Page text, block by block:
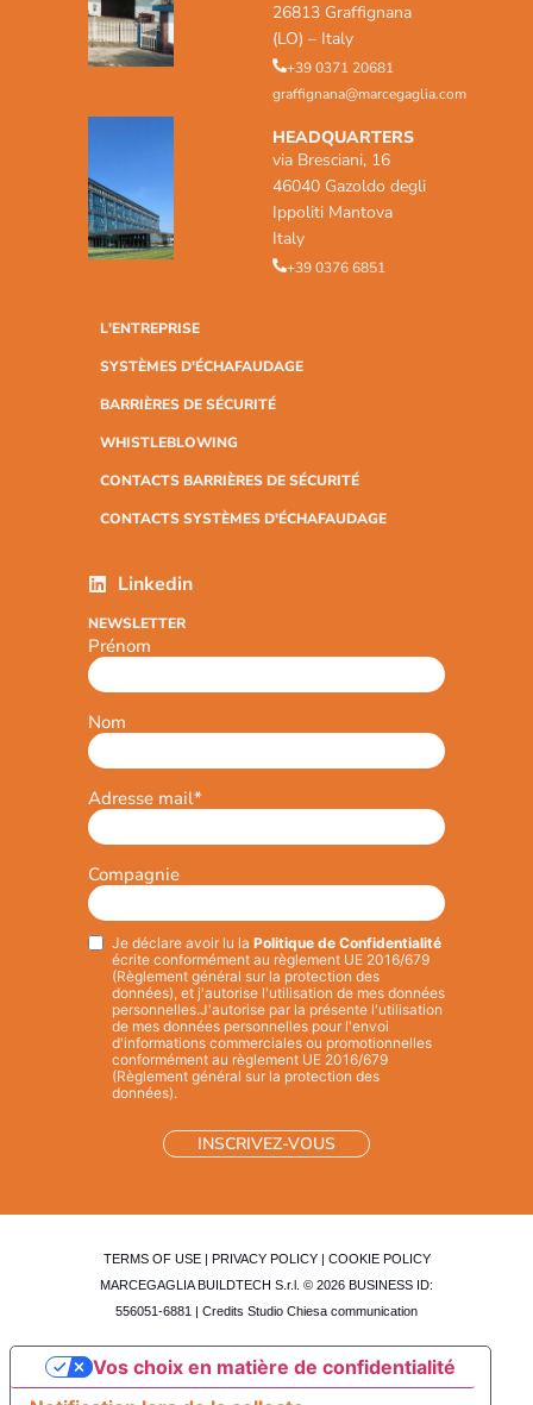
26813 Graffignana
(LO) – Italy
+39 0371 20681
graffignana@marcegaglia.com
HEADQUARTERS
via Bresciani, 16
46040 Gazoldo degli
Ippoliti Mantova
Italy
+39 0376 6851
L'ENTREPRISE
SYSTÈMES D'ÉCHAFAUDAGE
BARRIÈRES DE SÉCURITÉ
WHISTLEBLOWING
CONTACTS BARRIÈRES DE SÉCURITÉ
CONTACTS SYSTÈMES D'ÉCHAFAUDAGE
Linkedin
NEWSLETTER
Prénom
Nom
Adresse mail*
Compagnie
Privacy*
Je déclare avoir lu la Politique de Confidentialité
écrite conformément au règlement UE 2016/679
(Règlement général sur la protection des
données), et j'autorise l'utilisation de mes données
personnelles.J'autorise par la présente l'utilisation
de mes données personnelles pour l'envoi
d'informations commerciales ou promotionnelles
conformément au règlement UE 2016/679
(Règlement général sur la protection des
données).
TERMS OF USE| PRIVACY POLICY| COOKIE POLICY
MARCEGAGLIA BUILDTECH S.r.l. © 2026 BUSINESS ID:
556051-6881 | Credits Studio Chiesa communication
Vos choix en matière de confidentialité